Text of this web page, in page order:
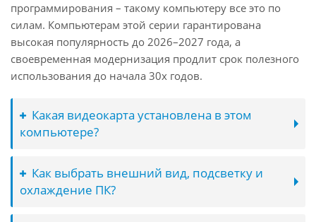
программирования – такому компьютеру все это по
силам. Компьютерам этой серии гарантирована
высокая популярность до 2026–2027 года, а
своевременная модернизация продлит срок полезного
использования до начала 30х годов.
Какая видеокарта установлена в этом
компьютере?
Как выбрать внешний вид, подсветку и
охлаждение ПК?